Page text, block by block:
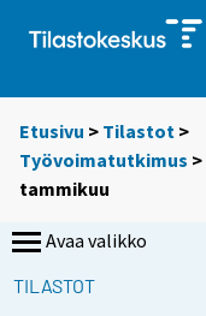
Etusivu > Tilastot >
Työvoimatutkimus >
tammikuu
Avaa valikko
TILASTOT